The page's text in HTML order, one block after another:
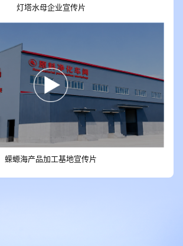
灯塔水母企业宣传片
蝾螈海产品加工基地宣传片